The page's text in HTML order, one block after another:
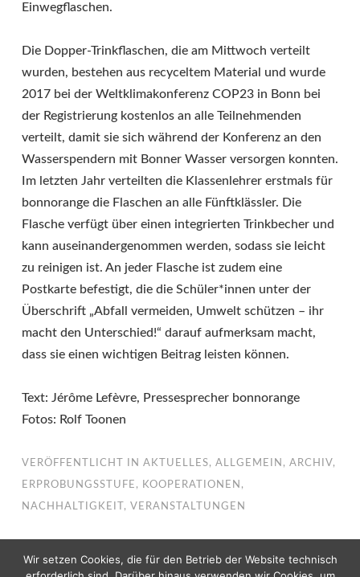
Einwegflaschen.
Die Dopper-Trinkflaschen, die am Mittwoch verteilt
wurden, bestehen aus recyceltem Material und wurde
2017 bei der Weltklimakonferenz COP23 in Bonn bei
der Registrierung kostenlos an alle Teilnehmenden
verteilt, damit sie sich während der Konferenz an den
Wasserspendern mit Bonner Wasser versorgen konnten.
Im letzten Jahr verteilten die Klassenlehrer erstmals für
bonnorange die Flaschen an alle Fünftklässler. Die
Flasche verfügt über einen integrierten Trinkbecher und
kann auseinandergenommen werden, sodass sie leicht
zu reinigen ist. An jeder Flasche ist zudem eine
Postkarte befestigt, die die Schüler*innen unter der
Überschrift „Abfall vermeiden, Umwelt schützen – ihr
macht den Unterschied!“ darauf aufmerksam macht,
dass sie einen wichtigen Beitrag leisten können.
Text: Jérôme Lefèvre, Pressesprecher bonnorange
Fotos: Rolf Toonen
VERÖFFENTLICHT IN AKTUELLES, ALLGEMEIN , ARCHIV,
ERPROBUNGSSTUFE , KOOPERATIONEN ,
NACHHALTIGKEIT , VERANSTALTUNGEN
Wir setzen Cookies, die für den Betrieb der Website technisch